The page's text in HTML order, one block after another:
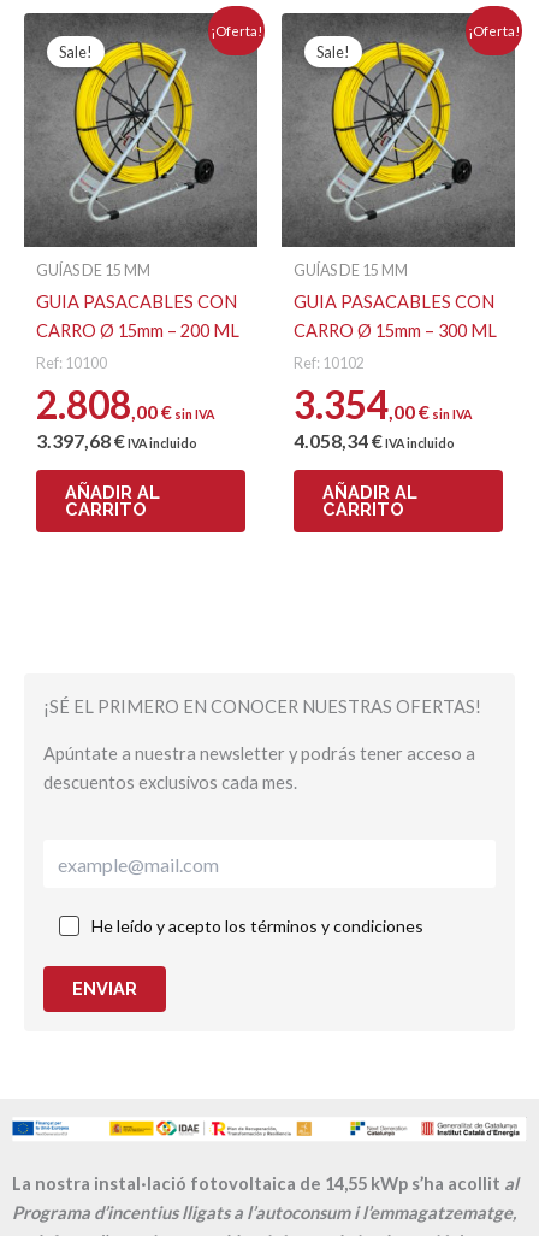
¡Oferta!
Sale!
GUÍAS DE 15 MM
GUIA PASACABLES CON
CARRO Ø 15mm – 200 ML
Ref: 10100
2.808,00€ sin IVA
3.397,68€ IVA incluido
AÑADIR AL
CARRITO
¡Oferta!
Sale!
GUÍAS DE 15 MM
GUIA PASACABLES CON
CARRO Ø 15mm – 300 ML
Ref: 10102
3.354,00€ sin IVA
4.058,34€ IVA incluido
AÑADIR AL
CARRITO
¡SÉ EL PRIMERO EN CONOCER NUESTRAS OFERTAS!
Apúntate a nuestra newsletter y podrás tener acceso a
descuentos exclusivos cada mes.
He leído y acepto los términos y condiciones
ENVIAR
La nostra instal·lació fotovoltaica de 14,55 kWp s’ha acollit al
Programa d’incentius lligats a l’autoconsum i l’emmagatzematge,